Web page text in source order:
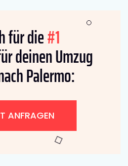
für die#1
deinen Umzug
Palermo:
ANFRAGEN